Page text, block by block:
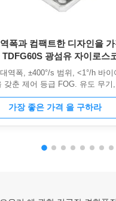
폭과 컴팩트한 디자인을 가
TDFG60S 광섬유 자이로스
역폭, ±400°/s 범위, <1°/h 바이
갖춘 제어 등급 FOG. 유도 무기
제어를 위한 작고 가벼운 전고
가장 좋은 가격 을 구하라